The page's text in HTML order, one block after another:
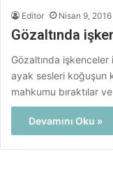
Editor Nisan 9, 2016
Gözaltında
Gözaltında işkenceler
ayak sesleri koğuşun
mahkumu bıraktılar
Devamını Oku »